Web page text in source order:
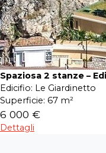
Spaziosa 2 stanze –
Edicifio: Le Giardinetto
Superficie: 67 m²
6 000 €
Dettagli